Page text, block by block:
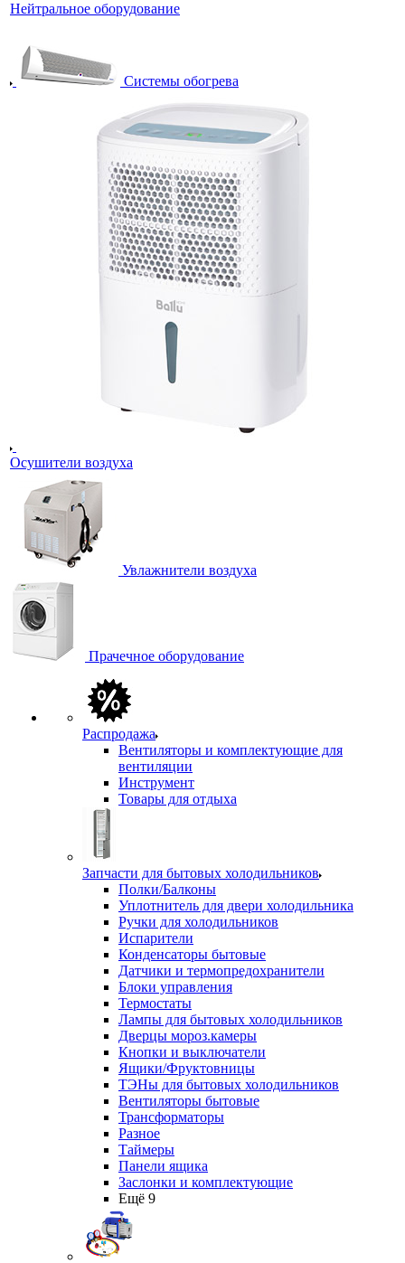
Нейтральное оборудование
Системы обогрева
Осушители воздуха
Увлажнители воздуха
Прачечное оборудование
Распродажа
Вентиляторы и комплектующие для
вентиляции
Инструмент
Товары для отдыха
Запчасти для бытовых холодильников
Полки/Балконы
Уплотнитель для двери холодильника
Ручки для холодильников
Испарители
Конденсаторы бытовые
Датчики и термопредохранители
Блоки управления
Термостаты
Лампы для бытовых холодильников
Дверцы мороз.камеры
Кнопки и выключатели
Ящики/Фруктовницы
ТЭНы для бытовых холодильников
Вентиляторы бытовые
Трансформаторы
Разное
Таймеры
Панели ящика
Заслонки и комплектующие
Ещё 9